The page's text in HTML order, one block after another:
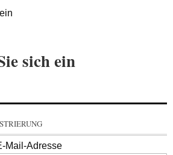
sich ein
Mail-Adresse